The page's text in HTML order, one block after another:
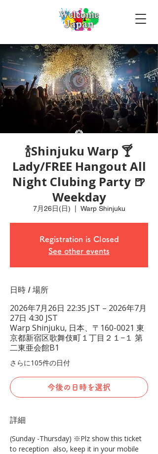
🍾Shinjuku Warp 🍸
Lady/FREE Hangout All
Night Clubing Party 🍺
Weekday
7月26日(日) Warp Shinjuku
Registration is Closed
See other events
日時 / 場所
2026年7月26日 22:35 JST – 2026年7月
27日 4:30 JST
Warp Shinjuku, 日本、〒160-0021 東
京都新宿区歌舞伎町１丁目２１−１ 第
二東亜会館B1
さらに105件の日付
今後の日時を選択
詳細
(Sunday -Thursday) ※Plz show this ticket
to reception  also, keep it in your mobile